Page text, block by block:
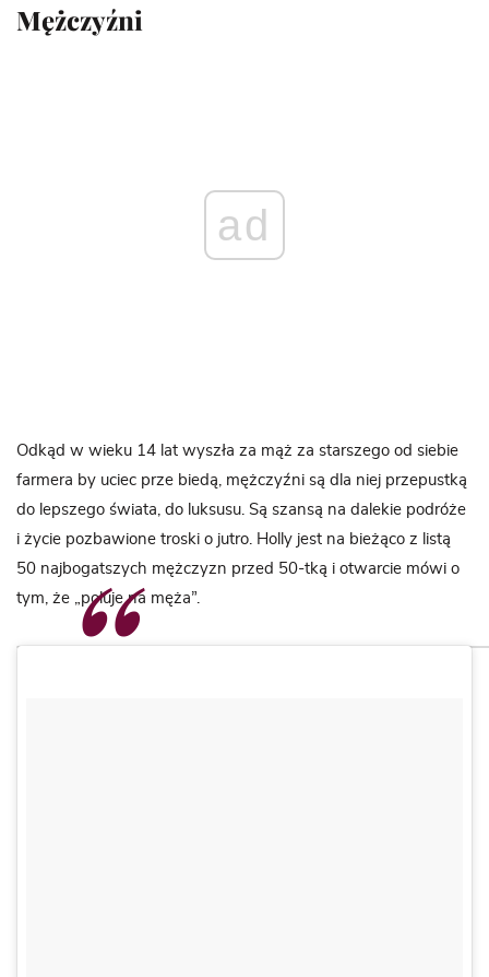
Mężczyźni
ad
Odkąd w wieku 14 lat wyszła za mąż za starszego od siebie
farmera by uciec prze biedą, mężczyźni są dla niej przepustką
do lepszego świata, do luksusu. Są szansą na dalekie podróże
i życie pozbawione troski o jutro. Holly jest na bieżąco z listą
50 najbogatszych mężczyzn przed 50-tką i otwarcie mówi o
tym, że „poluje na męża”.